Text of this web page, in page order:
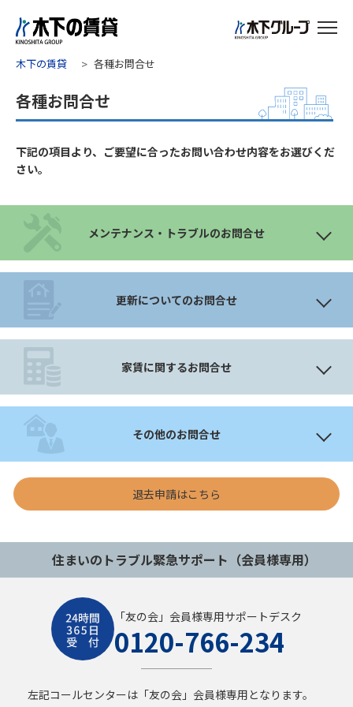
木下の賃貸 各種お問合せ
各種お問合せ
下記の項目より、ご要望に合ったお問い合わせ内容をお選びくだ
さい。
メンテナンス・トラブルのお問合せ
更新についてのお問合せ
家賃に関するお問合せ
その他のお問合せ
退去申請はこちら
住まいのトラブル緊急サポート（会員様専用）
「友の会」会員様専用サポートデスク
0120-766-234
左記コールセンターは「友の会」会員様専用となります。